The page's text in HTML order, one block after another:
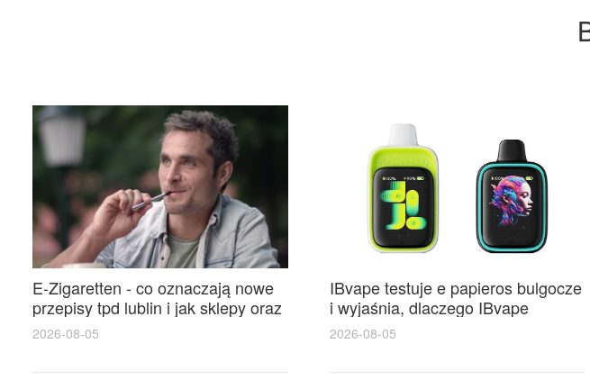
E-Zigaretten - co oznaczają nowe
przepisy tpd lublin i jak sklepy oraz
użytkownicy powinni się
przygotować
2026-08-05
IBvape testuje e papieros bulgocze
i wyjaśnia, dlaczego IBvape
zdobywa popularność wśród
miłośników vapingu
2026-08-05